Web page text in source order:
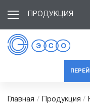
ПРОДУКЦИЯ
Главная / Продукция /